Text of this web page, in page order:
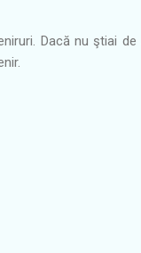
Dacă nu ştiai de